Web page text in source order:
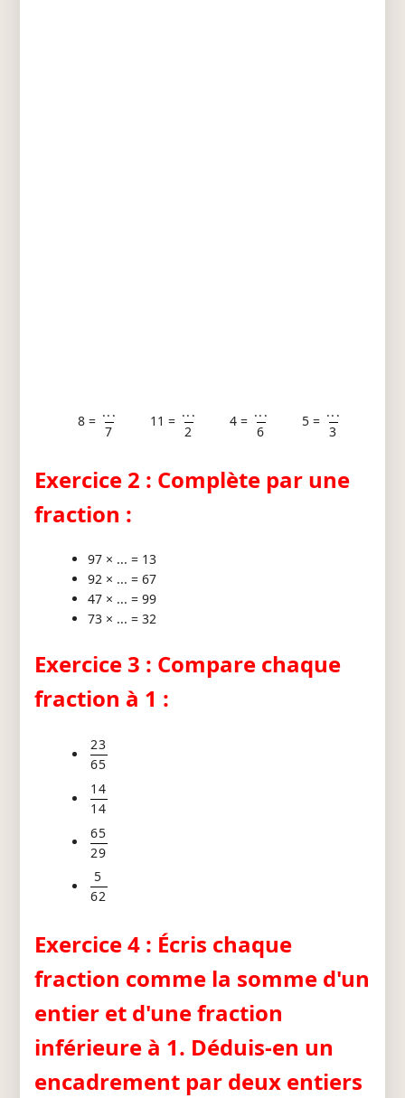
8 =
...
7
11 =
...
2
4 =
...
6
5 =
...
3
Exercice 2 : Complète par une
fraction :
97 × ... = 13
92 × ... = 67
47 × ... = 99
73 × ... = 32
Exercice 3 : Compare chaque
fraction à 1 :
23
65
14
14
65
29
5
62
Exercice 4 : Écris chaque
fraction comme la somme d'un
entier et d'une fraction
inférieure à 1. Déduis-en un
encadrement par deux entiers